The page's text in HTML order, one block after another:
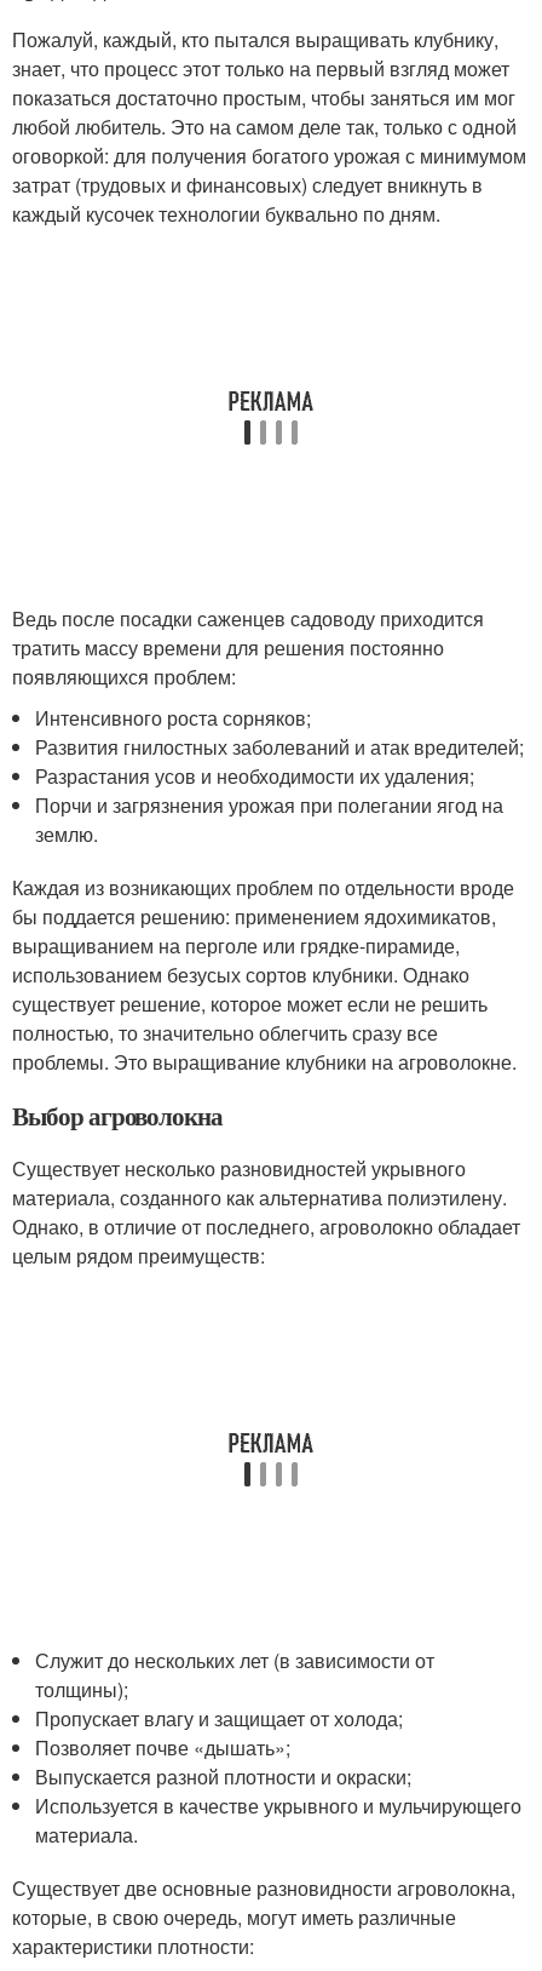
Пожалуй, каждый, кто пытался выращивать клубнику,
знает, что процесс этот только на первый взгляд может
показаться достаточно простым, чтобы заняться им мог
любой любитель. Это на самом деле так, только с одной
оговоркой: для получения богатого урожая с минимумом
затрат (трудовых и финансовых) следует вникнуть в
каждый кусочек технологии буквально по дням.
Ведь после посадки саженцев садоводу приходится
тратить массу времени для решения постоянно
появляющихся проблем:
Интенсивного роста сорняков;
Развития гнилостных заболеваний и атак вредителей;
Разрастания усов и необходимости их удаления;
Порчи и загрязнения урожая при полегании ягод на
землю.
Каждая из возникающих проблем по отдельности вроде
бы поддается решению: применением ядохимикатов,
выращиванием на перголе или грядке-пирамиде,
использованием безусых сортов клубники. Однако
существует решение, которое может если не решить
полностью, то значительно облегчить сразу все
проблемы. Это выращивание клубники на агроволокне.
Выбор агроволокна
Существует несколько разновидностей укрывного
материала, созданного как альтернатива полиэтилену.
Однако, в отличие от последнего, агроволокно обладает
целым рядом преимуществ:
Служит до нескольких лет (в зависимости от
толщины);
Пропускает влагу и защищает от холода;
Позволяет почве «дышать»;
Выпускается разной плотности и окраски;
Используется в качестве укрывного и мульчирующего
материала.
Существует две основные разновидности агроволокна,
которые, в свою очередь, могут иметь различные
характеристики плотности: